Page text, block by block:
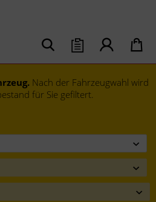
Nach der Fahrzeugwahl wird
für Sie gefiltert.